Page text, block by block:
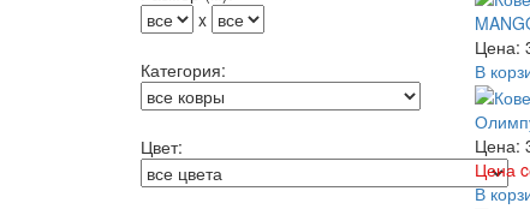
x
Категория:
Цвет:
Цена:
В
Цена:
Цена
В